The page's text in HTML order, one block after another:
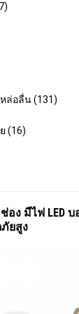
ล่อลื่น (131)
(16)
อง มีไฟ LED
ยสูง